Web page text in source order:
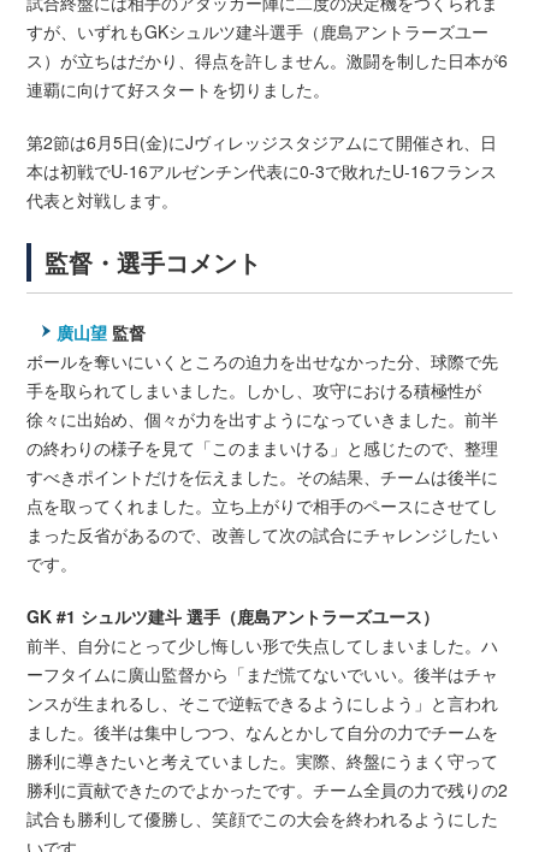
すが、いずれもGKシュルツ建斗選手（鹿島アントラーズユー
ス）が立ちはだかり、得点を許しません。激闘を制した日本が6
連覇に向けて好スタートを切りました。
第2節は6月5日(金)にJヴィレッジスタジアムにて開催され、日
本は初戦でU-16アルゼンチン代表に0-3で敗れたU-16フランス
代表と対戦します。
監督・選手コメント
廣山望 監督
ボールを奪いにいくところの迫力を出せなかった分、球際で先
手を取られてしまいました。しかし、攻守における積極性が
徐々に出始め、個々が力を出すようになっていきました。前半
の終わりの様子を見て「このままいける」と感じたので、整理
すべきポイントだけを伝えました。その結果、チームは後半に
点を取ってくれました。立ち上がりで相手のペースにさせてし
まった反省があるので、改善して次の試合にチャレンジしたい
です。
GK #1 シュルツ建斗 選手（鹿島アントラーズユース）
前半、自分にとって少し悔しい形で失点してしまいました。ハ
ーフタイムに廣山監督から「まだ慌てないでいい。後半はチャ
ンスが生まれるし、そこで逆転できるようにしよう」と言われ
ました。後半は集中しつつ、なんとかして自分の力でチームを
勝利に導きたいと考えていました。実際、終盤にうまく守って
勝利に貢献できたのでよかったです。チーム全員の力で残りの2
試合も勝利して優勝し、笑顔でこの大会を終われるようにした